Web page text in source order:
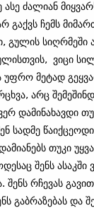
ძალიან
გაქვს ჩემს
გულის სიღრმეში
ვიცი
მეტად
არც
დამინახავდი
სადმე
თუკი
შენს ასაკში
შენს რჩევას
გაბრაზებას და